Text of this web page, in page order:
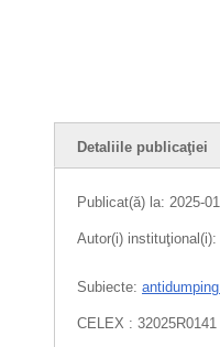
Detaliile publicaţiei
Publicat(ă) la: 2025-
Autor(i) instituţional(i):
Subiecte: antidumping
CELEX : 32025R0141